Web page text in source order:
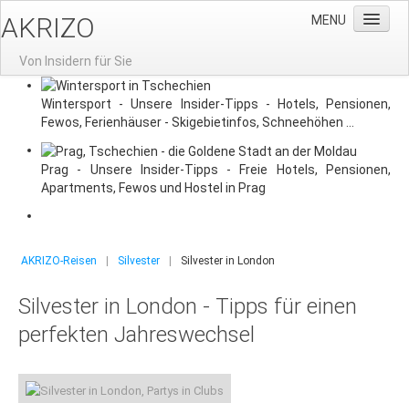
AKRIZO
Von Insidern für Sie
MENU
Home
News
Gruppenreisen
Gruppenreisen nach Prag
Gruppenreisen-Restaurants
Wintersport - Unsere Insider-Tipps - Hotels, Pensionen,
Fewos, Ferienhäuser - Skigebietinfos, Schneehöhen ...
Prag - Unsere Insider-Tipps - Freie Hotels, Pensionen,
Apartments, Fewos und Hostel in Prag
AKRIZO-Reisen | Silvester | Silvester in London
Silvester in London - Tipps für einen
perfekten Jahreswechsel